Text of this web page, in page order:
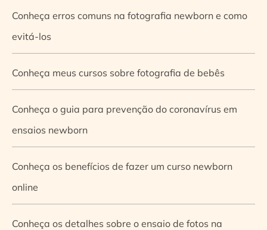
Conheça erros comuns na fotografia newborn e como
evitá-los
Conheça meus cursos sobre fotografia de bebês
Conheça o guia para prevenção do coronavírus em
ensaios newborn
Conheça os benefícios de fazer um curso newborn
online
Conheça os detalhes sobre o ensaio de fotos na